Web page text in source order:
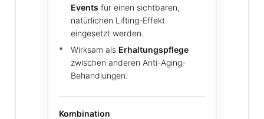
Events für einen sichtbaren,
natürlichen Lifting-Effekt
eingesetzt werden.
Wirksam als Erhaltungspflege
zwischen anderen Anti-Aging-
Behandlungen.
Kombination